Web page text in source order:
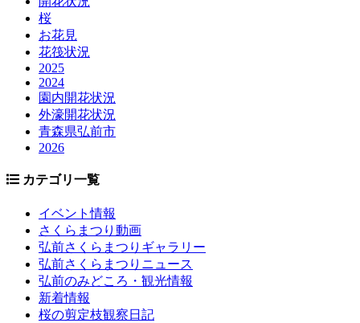
桜
お花見
花筏状況
2025
2024
園内開花状況
外濠開花状況
青森県弘前市
2026
カテゴリ一覧
イベント情報
さくらまつり動画
弘前さくらまつりギャラリー
弘前さくらまつりニュース
弘前のみどころ・観光情報
新着情報
桜の剪定枝観察日記